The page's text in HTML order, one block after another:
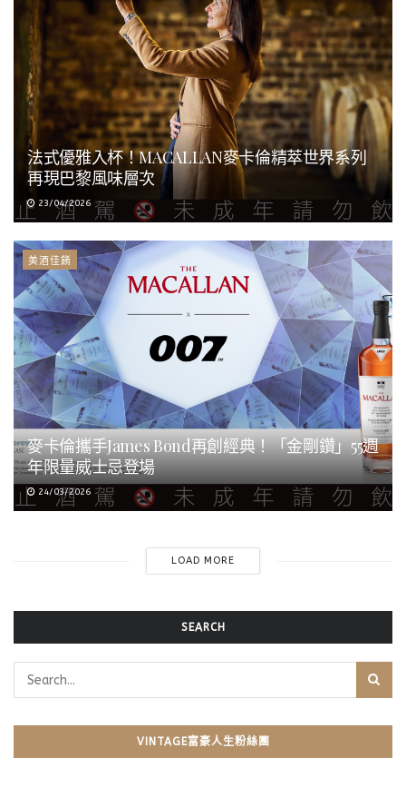
法式優雅入杯！MACALLAN麥卡倫精萃世界系列
再現巴黎風味層次
23/04/2026
美酒佳餚
麥卡倫攜手James Bond再創經典！「金剛鑽」55週
年限量威士忌登場
24/03/2026
LOAD MORE
SEARCH
VINTAGE富豪人生粉絲團